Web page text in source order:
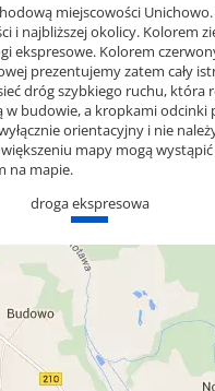
miejscowości
i najbliższej okolicy.
ekspresowe. Kolorem
prezentujemy zatem cały
dróg szybkiego ruchu,
budowie, a kropkami odcinki
orientacyjny i nie
mapy mogą
na mapie.
droga ekspresowa